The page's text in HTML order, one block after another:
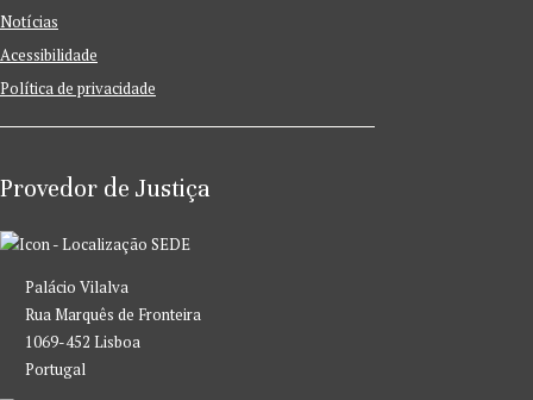
Notícias
Acessibilidade
Política de privacidade
Provedor de Justiça
SEDE
Palácio Vilalva
Rua Marquês de Fronteira
1069-452 Lisboa
Portugal